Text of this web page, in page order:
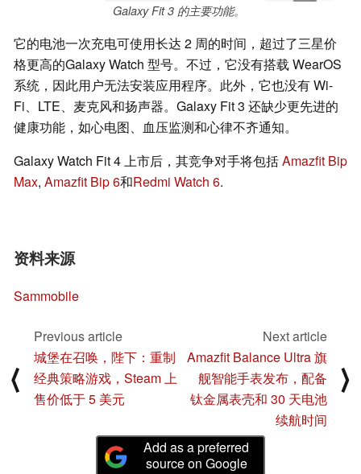
Galaxy Fit 3 的主要功能。
它的电池一次充电可使用长达 2 周的时间，超过了三星价
格更高的Galaxy Watch 型号。不过，它没有搭载 WearOS
系统，因此用户无法安装应用程序。此外，它也没有 Wi-
Fi、LTE、麦克风和扬声器。Galaxy Fit 3 还缺少更先进的
健康功能，如心电图、血压监测和心律不齐通知。
Galaxy Watch Fit 4 上市后，其竞争对手将包括Amazfit Bip
Max, Amazfit Bip 6和Redmi Watch 6.
资料来源
Sammobile
⟨
Previous article
城堡在召唤，陛下：重制
经典策略游戏，Steam 上
售价低于 5 美元
Next article
Amazfit Balance Ultra 旗
舰智能手表发布，配备
钛金属表壳和 30 天电池
续航时间
⟩
Add as a preferred
source on Google